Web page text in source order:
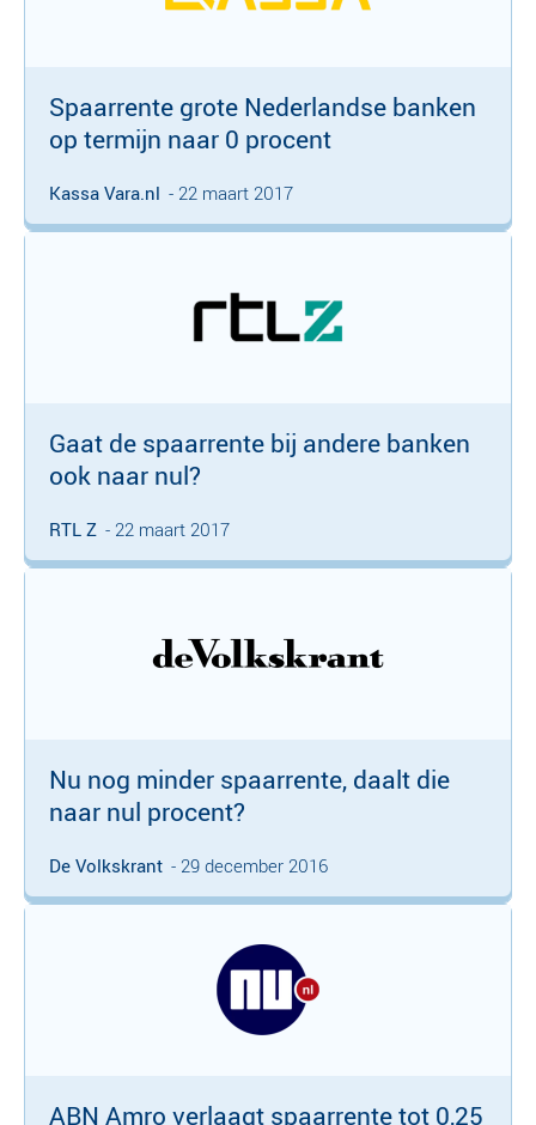
Spaarrente grote Nederlandse banken
op termijn naar 0 procent
Kassa Vara.nl - 22 maart 2017
Gaat de spaarrente bij andere banken
ook naar nul?
RTL Z - 22 maart 2017
Nu nog minder spaarrente, daalt die
naar nul procent?
De Volkskrant - 29 december 2016
ABN Amro verlaagt spaarrente tot 0,25